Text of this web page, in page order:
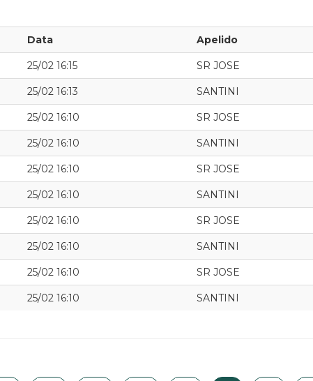
Data Apelido
25/02 16:15 SR JOSE
25/02 16:13 SANTINI
25/02 16:10 SR JOSE
25/02 16:10 SANTINI
25/02 16:10 SR JOSE
25/02 16:10 SANTINI
25/02 16:10 SR JOSE
25/02 16:10 SANTINI
25/02 16:10 SR JOSE
25/02 16:10 SANTINI